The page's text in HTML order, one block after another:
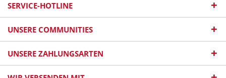
SERVICE-HOTLINE
UNSERE COMMUNITIES
UNSERE ZAHLUNGSARTEN